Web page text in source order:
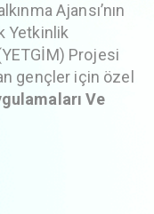
Ajansı’nın
Yetkinlik
Projesi
gençler için özel
Ve